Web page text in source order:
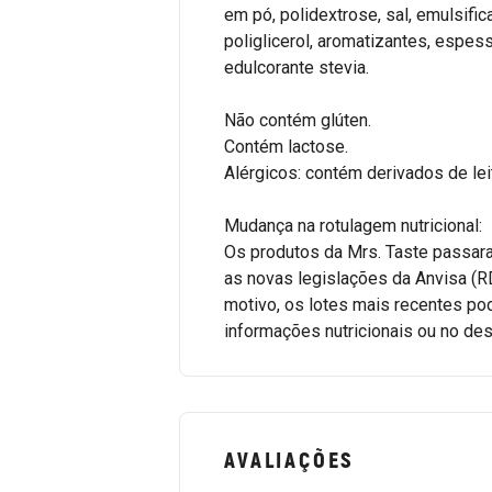
em pó, polidextrose, sal,
poliglicerol, aromatizantes,
edulcorante stevia.
Não contém glúten.
Contém lactose.
Alérgicos: contém derivados de
Mudança na rotulagem nutricional:
Os produtos da Mrs. Taste
as novas legislações da Anvisa
motivo, os lotes mais recentes
informações nutricionais ou no
AVALIAÇÕES